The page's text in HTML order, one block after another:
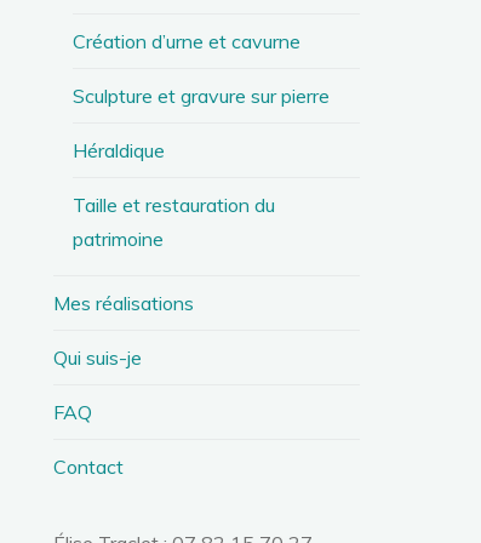
Création d’urne et cavurne
Sculpture et gravure sur pierre
Héraldique
Taille et restauration du
patrimoine
Mes réalisations
Qui suis-je
FAQ
Contact